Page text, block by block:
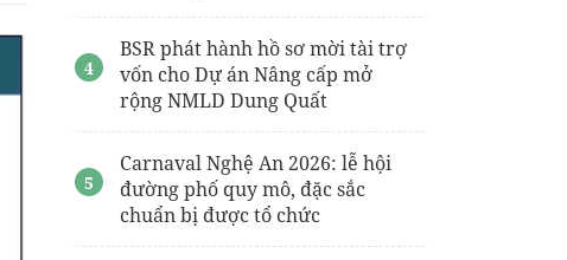
BSR phát hành hồ sơ mời tài trợ
vốn cho Dự án Nâng cấp mở
rộng NMLD Dung Quất
Carnaval Nghệ An 2026: lễ hội
đường phố quy mô, đặc sắc
chuẩn bị được tổ chức